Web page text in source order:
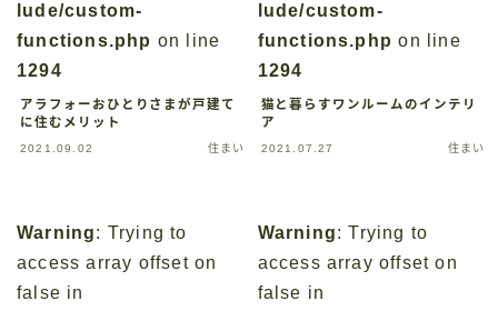
lude/custom-
functions.php on line
1294
アラフォーおひとりさまが戸建て
に住むメリット
2021.09.02 住まい
lude/custom-
functions.php on line
1294
猫と暮らすワンルームのインテリ
ア
2021.07.27 住まい
Warning: Trying to
access array offset on
false in
Warning: Trying to
access array offset on
false in